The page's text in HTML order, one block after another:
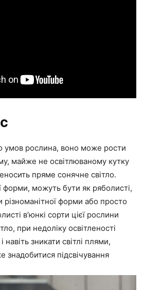
умов рослина, воно може рости
майже не освітлюваному кутку
пряме сонячне світло.
форми, можуть бути як ряболисті,
форми або просто
в’юнкі сорти цієї рослини
при недоліку освітленості
зникати світлі плями,
знадобитися підсвічування